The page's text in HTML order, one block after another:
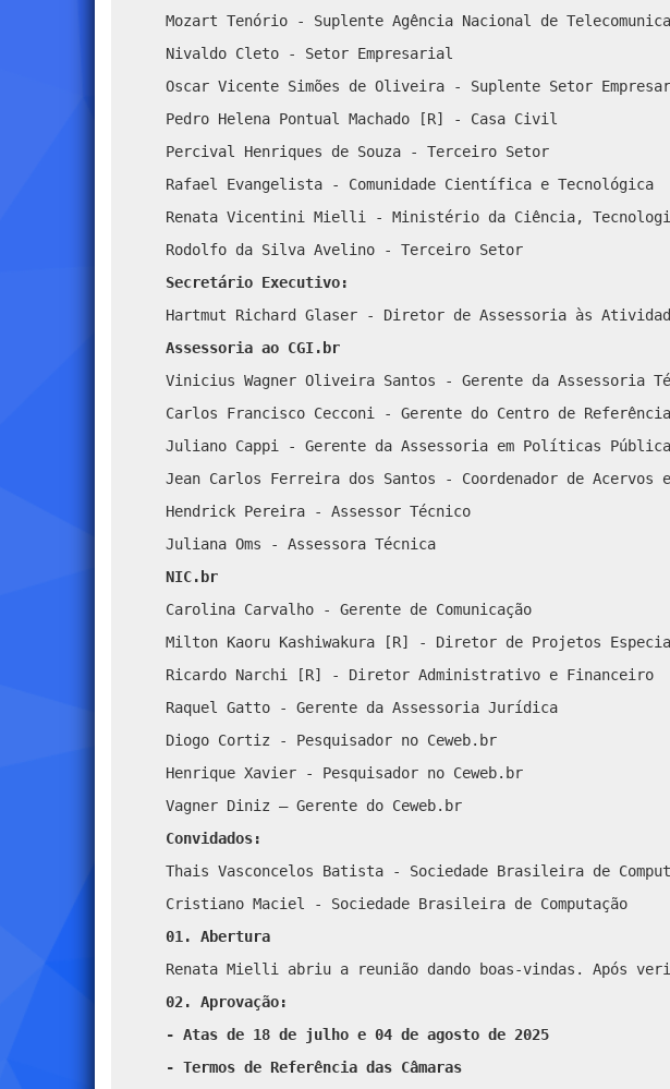
Mozart Tenório - Suplente Agência Nacional de
Nivaldo Cleto - Setor Empresarial
Oscar Vicente Simões de Oliveira - Suplente Setor
Pedro Helena Pontual Machado [R] - Casa Civil
Percival Henriques de Souza - Terceiro Setor
Rafael Evangelista - Comunidade Científica e Tecnológica
Renata Vicentini Mielli - Ministério da Ciência,
Rodolfo da Silva Avelino - Terceiro Setor
Secretário Executivo:
Hartmut Richard Glaser - Diretor de Assessoria às
Assessoria ao CGI.br
Vinicius Wagner Oliveira Santos - Gerente da Assessoria
Carlos Francisco Cecconi - Gerente do Centro de
Juliano Cappi - Gerente da Assessoria em Políticas
Jean Carlos Ferreira dos Santos - Coordenador de Acervos
Hendrick Pereira - Assessor Técnico
Juliana Oms - Assessora Técnica
NIC.br
Carolina Carvalho - Gerente de Comunicação
Milton Kaoru Kashiwakura [R] - Diretor de Projetos
Ricardo Narchi [R] - Diretor Administrativo e Financeiro
Raquel Gatto - Gerente da Assessoria Jurídica
Diogo Cortiz - Pesquisador no Ceweb.br
Henrique Xavier - Pesquisador no Ceweb.br
Vagner Diniz – Gerente do Ceweb.br
Convidados:
Thais Vasconcelos Batista - Sociedade Brasileira de
Cristiano Maciel - Sociedade Brasileira de Computação
01. Abertura
Renata Mielli abriu a reunião dando boas-vindas. Após
02. Aprovação:
- Atas de 18 de julho e 04 de agosto de 2025
- Termos de Referência das Câmaras